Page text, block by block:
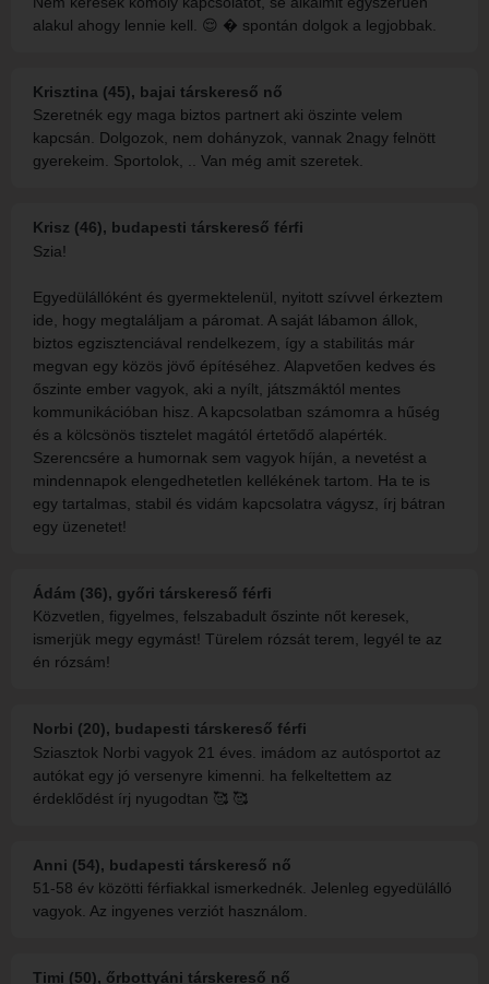
alakul ahogy lennie kell. 😌 � spontán dolgok a legjobbak.
Krisztina (45), bajai társkereső nő
Szeretnék egy maga biztos partnert aki öszinte velem
kapcsán. Dolgozok, nem dohányzok, vannak 2nagy felnött
gyerekeim. Sportolok, .. Van még amit szeretek.
Krisz (46), budapesti társkereső férfi
Szia!
Egyedülállóként és gyermektelenül, nyitott szívvel érkeztem
ide, hogy megtaláljam a páromat. A saját lábamon állok,
biztos egzisztenciával rendelkezem, így a stabilitás már
megvan egy közös jövő építéséhez. Alapvetően kedves és
őszinte ember vagyok, aki a nyílt, játszmáktól mentes
kommunikációban hisz. A kapcsolatban számomra a hűség
és a kölcsönös tisztelet magától értetődő alapérték.
Szerencsére a humornak sem vagyok híján, a nevetést a
mindennapok elengedhetetlen kellékének tartom. Ha te is
egy tartalmas, stabil és vidám kapcsolatra vágysz, írj bátran
egy üzenetet!
Ádám (36), győri társkereső férfi
Közvetlen, figyelmes, felszabadult őszinte nőt keresek,
ismerjük megy egymást! Türelem rózsát terem, legyél te az
én rózsám!
Norbi (20), budapesti társkereső férfi
Sziasztok Norbi vagyok 21 éves. imádom az autósportot az
autókat egy jó versenyre kimenni. ha felkeltettem az
érdeklődést írj nyugodtan 🥰 🥰
Anni (54), budapesti társkereső nő
51-58 év közötti férfiakkal ismerkednék. Jelenleg egyedülálló
vagyok. Az ingyenes verziót használom.
Timi (50), őrbottyáni társkereső nő